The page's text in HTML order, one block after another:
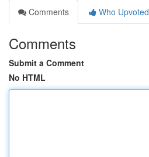
Comments
Who Upvoted
Comments
Submit a Comment
No HTML